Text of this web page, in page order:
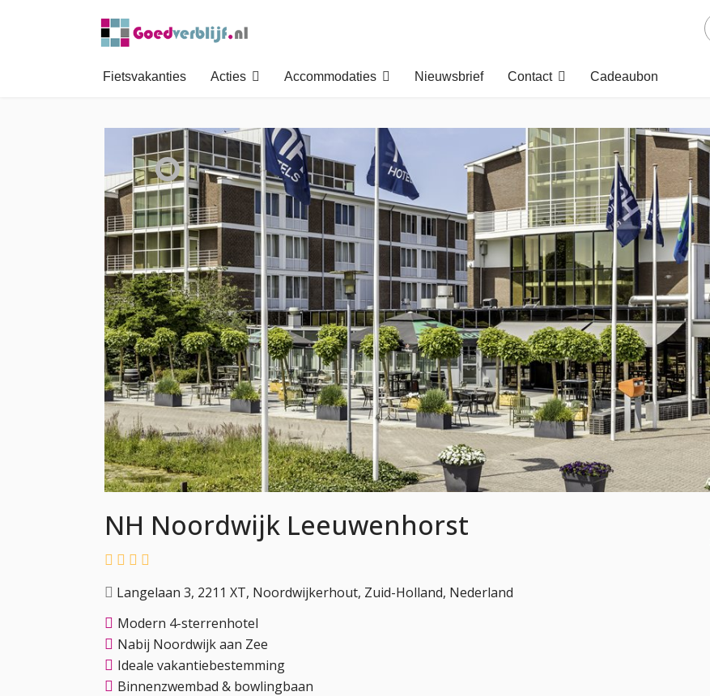
Fietsvakanties Acties Accommodaties Nieuwsbrief Contact Cadeaubon
NH Noordwijk Leeuwenhorst
Langelaan 3, 2211 XT, Noordwijkerhout, Zuid-Holland, Nederland
Modern 4-sterrenhotel
Nabij Noordwijk aan Zee
Ideale vakantiebestemming
Binnenzwembad & bowlingbaan